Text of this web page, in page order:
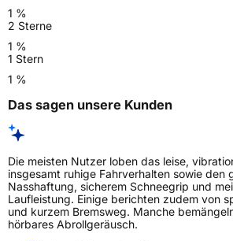
1 %
2 Sterne
1 %
1 Stern
1 %
Das sagen unsere Kunden
Die meisten Nutzer loben das leise,
insgesamt ruhige Fahrverhalten sowie den
Nasshaftung, sicherem Schneegrip und
Laufleistung. Einige berichten zudem von
und kurzem Bremsweg. Manche
hörbares Abrollgeräusch.